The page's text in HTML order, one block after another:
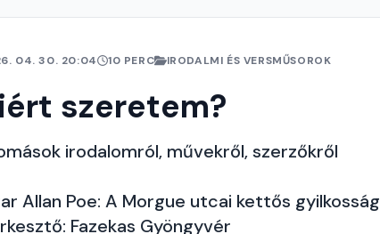
04. 30. 20:04 10 PERC IRODALMI ÉS VERSMŰSOROK
szeretem?
irodalomról, művekről, szerzőkről
Allan Poe: A Morgue utcai kettős gyilkosság
Fazekas Gyöngyvér